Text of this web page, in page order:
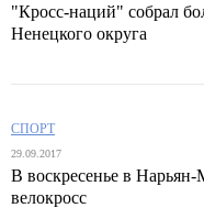
"Кросс-наций" собрал
Ненецкого округа
СПОРТ
29.09.2017
В воскресенье в
велокросс